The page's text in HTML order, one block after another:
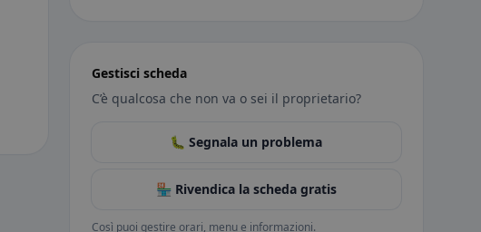
Gestisci scheda
C’è qualcosa che non va o sei il proprietario?
🐛 Segnala un problema
🏪 Rivendica la scheda gratis
Così puoi gestire orari, menu e informazioni.